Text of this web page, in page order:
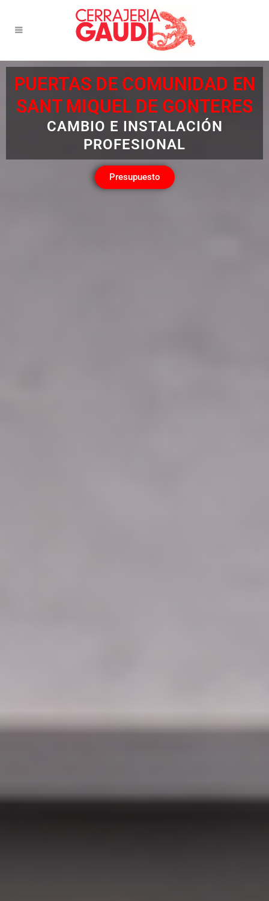
PUERTAS DE COMUNIDAD EN
SANT MIQUEL DE GONTERES
CAMBIO E INSTALACIÓN
PROFESIONAL
Presupuesto